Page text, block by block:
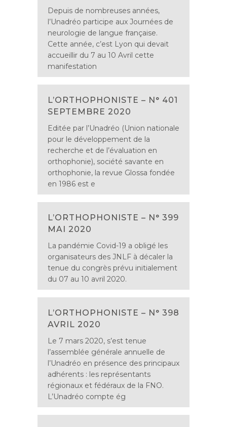
Depuis de nombreuses années,
l’Unadréo participe aux Journées de
neurologie de langue française.
Cette année, c’est Lyon qui devait
accueillir du 7 au 10 Avril cette
manifestation
L’ORTHOPHONISTE – N° 401
SEPTEMBRE 2020
Editée par l’Unadréo (Union nationale
pour le développement de la
recherche et de l’évaluation en
orthophonie), société savante en
orthophonie, la revue Glossa fondée
en 1986 est e
L’ORTHOPHONISTE – N° 399
MAI 2020
La pandémie Covid-19 a obligé les
organisateurs des JNLF à décaler la
tenue du congrès prévu initialement
du 07 au 10 avril 2020.
L’ORTHOPHONISTE – N° 398
AVRIL 2020
Le 7 mars 2020, s’est tenue
l’assemblée générale annuelle de
l’Unadréo en présence des principaux
adhérents : les représentants
régionaux et fédéraux de la FNO.
L’Unadréo compte ég